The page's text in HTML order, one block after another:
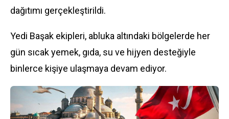
dağıtımı gerçekleştirildi.
Yedi Başak ekipleri, abluka altındaki bölgelerde her
gün sıcak yemek, gıda, su ve hijyen desteğiyle
binlerce kişiye ulaşmaya devam ediyor.